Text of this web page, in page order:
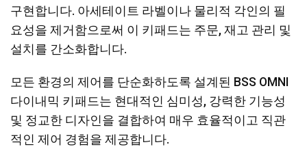
구현합니다. 아세테이트 라벨이나 물리적 각인의 필
요성을 제거함으로써 이 키패드는 주문, 재고 관리 및
설치를 간소화합니다.
모든 환경의 제어를 단순화하도록 설계된 BSS OMNI
다이내믹 키패드는 현대적인 심미성, 강력한 기능성
및 정교한 디자인을 결합하여 매우 효율적이고 직관
적인 제어 경험을 제공합니다.